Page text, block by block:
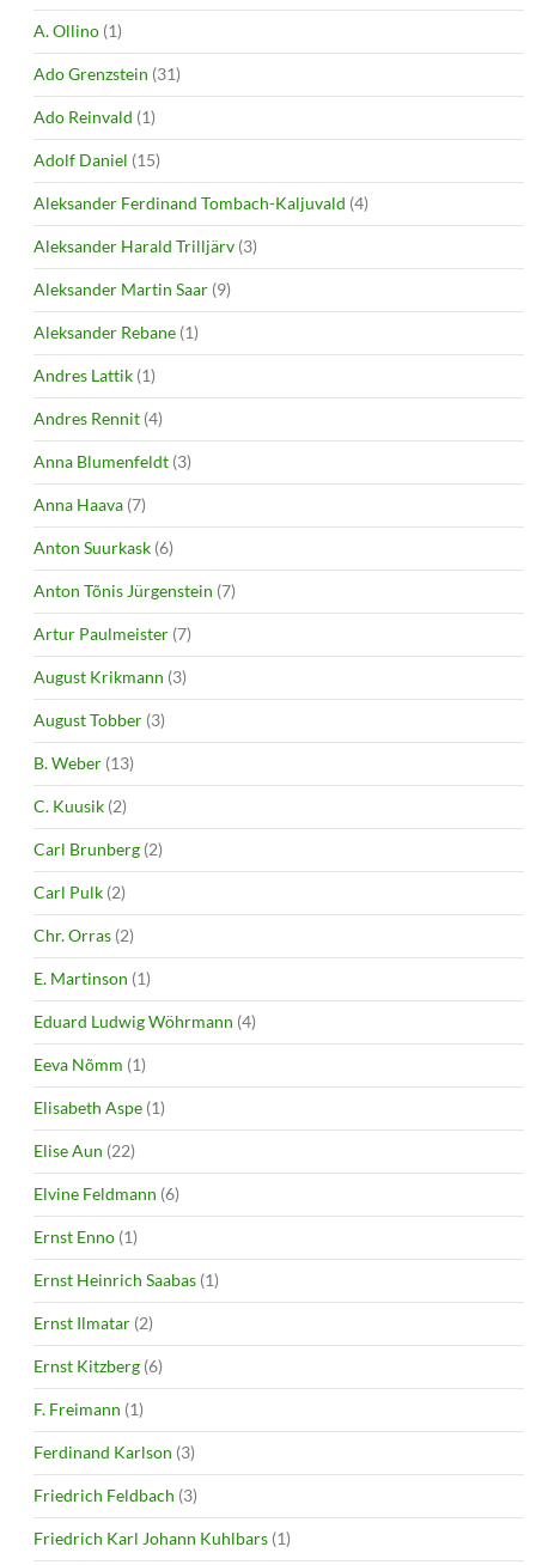
A. Ollino (1)
Ado Grenzstein (31)
Ado Reinvald (1)
Adolf Daniel (15)
Aleksander Ferdinand Tombach-Kaljuvald (4)
Aleksander Harald Trilljärv (3)
Aleksander Martin Saar (9)
Aleksander Rebane (1)
Andres Lattik (1)
Andres Rennit (4)
Anna Blumenfeldt (3)
Anna Haava (7)
Anton Suurkask (6)
Anton Tõnis Jürgenstein (7)
Artur Paulmeister (7)
August Krikmann (3)
August Tobber (3)
B. Weber (13)
C. Kuusik (2)
Carl Brunberg (2)
Carl Pulk (2)
Chr. Orras (2)
E. Martinson (1)
Eduard Ludwig Wöhrmann (4)
Eeva Nõmm (1)
Elisabeth Aspe (1)
Elise Aun (22)
Elvine Feldmann (6)
Ernst Enno (1)
Ernst Heinrich Saabas (1)
Ernst Ilmatar (2)
Ernst Kitzberg (6)
F. Freimann (1)
Ferdinand Karlson (3)
Friedrich Feldbach (3)
Friedrich Karl Johann Kuhlbars (1)